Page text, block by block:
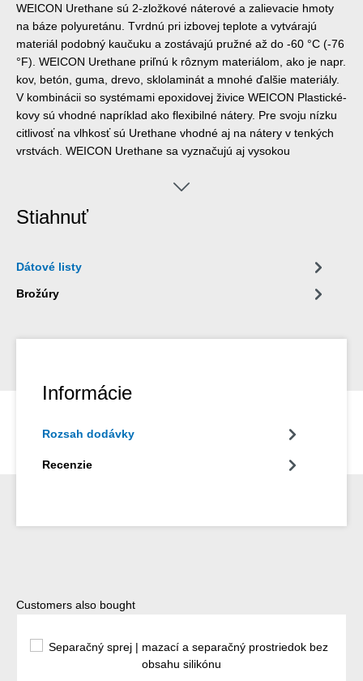
WEICON Urethane sú 2-zložkové náterové a zalievacie hmoty
na báze polyuretánu. Tvrdnú pri izbovej teplote a vytvárajú
materiál podobný kaučuku a zostávajú pružné až do -60 °C (-76
°F). WEICON Urethane priľnú k rôznym materiálom, ako je napr.
kov, betón, guma, drevo, sklolaminát a mnohé ďalšie materiály.
V kombinácii so systémami epoxidovej živice WEICON Plastické-
kovy sú vhodné napríklad ako flexibilné nátery. Pre svoju nízku
citlivosť na vlhkosť sú Urethane vhodné aj na nátery v tenkých
vrstvách. WEICON Urethane sa vyznačujú aj vysokou
Stiahnuť
Dátové listy
Brožúry
Informácie
Rozsah dodávky
Recenzie
Preskočiť galériu produktov
Customers also bought